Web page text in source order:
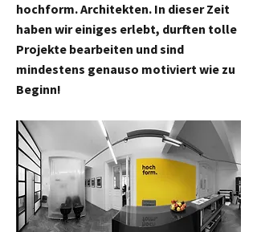
hochform. Architekten. In dieser Zeit
haben wir einiges erlebt, durften tolle
Projekte bearbeiten und sind
mindestens genauso motiviert wie zu
Beginn!